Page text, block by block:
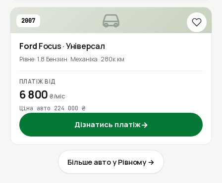
2007
Ford Focus· Універсал
Рівне 1.8 Бензин Механіка 280к км
ПЛАТІЖ ВІД
6 800₴/міс
Ціна авто 224 000 ₴
Дізнатись платіж→
Більше авто у Рівному →